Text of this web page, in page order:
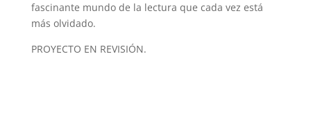
fascinante mundo de la lectura que cada vez está
más olvidado.
PROYECTO EN REVISIÓN.